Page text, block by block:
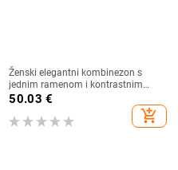
Ženski elegantni kombinezon s
jednim ramenom i kontrastnim
prugama, poliester, visok struk,
50.03 €
add_shopping_cart